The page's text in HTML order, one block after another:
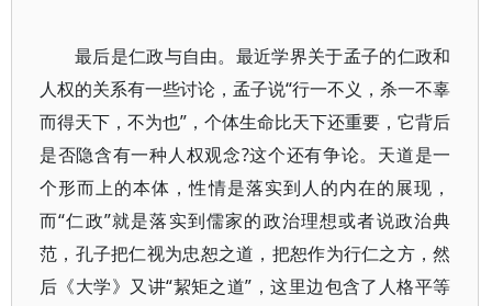
最后是仁政与自由。最近学界关于孟子的仁政和
人权的关系有一些讨论，孟子说“行一不义，杀一不辜
而得天下，不为也”，个体生命比天下还重要，它背后
是否隐含有一种人权观念?这个还有争论。天道是一
个形而上的本体，性情是落实到人的内在的展现，
而“仁政”就是落实到儒家的政治理想或者说政治典
范，孔子把仁视为忠恕之道，把恕作为行仁之方，然
后《大学》又讲“絜矩之道”，这里边包含了人格平等